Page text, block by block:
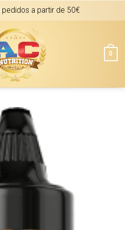
pedidos a partir de 50€
0